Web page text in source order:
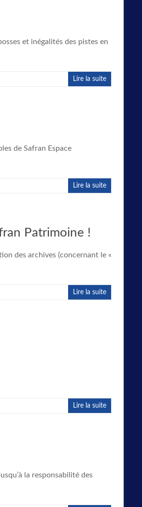
et inégalités des pistes en
Lire la suite
de Safran Espace
Lire la suite
Patrimoine !
des archives (concernant le «
Lire la suite
Lire la suite
la responsabilité des